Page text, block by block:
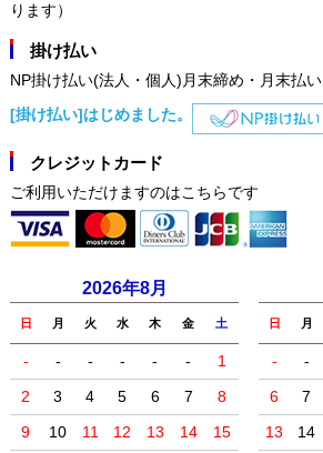
ります）
掛け払い
NP掛け払い(法人・個人)月末締め・月末払い
[掛け払い]はじめました。
クレジットカード
ご利用いただけますのはこちらです
2026年8月
日 月 火 水 木 金 土
- - - - - -
1
2
3 4 5 6 7
8
9
10 11 12 13 14
15
日 月
- -
6
7
13
14